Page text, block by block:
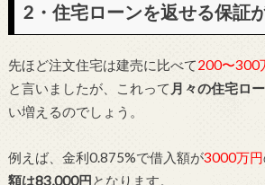
2・住宅ローンを返せる保証
先ほど注文住宅は建売に比べて200〜300
と言いましたが、これって 月々の住宅ロ
い増えるのでしょう。
例えば、金利0.875%で借入額が3000万円
額は83,000円 となります。